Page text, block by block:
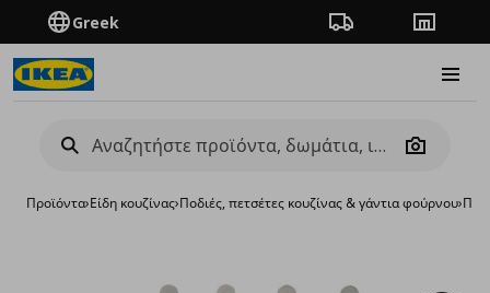
Greek Πορεία παραγγελίας
Camera
Προϊόντα›Είδη κουζίνας›Ποδιές, πετσέτες κουζίνας & γάντια φούρνου›